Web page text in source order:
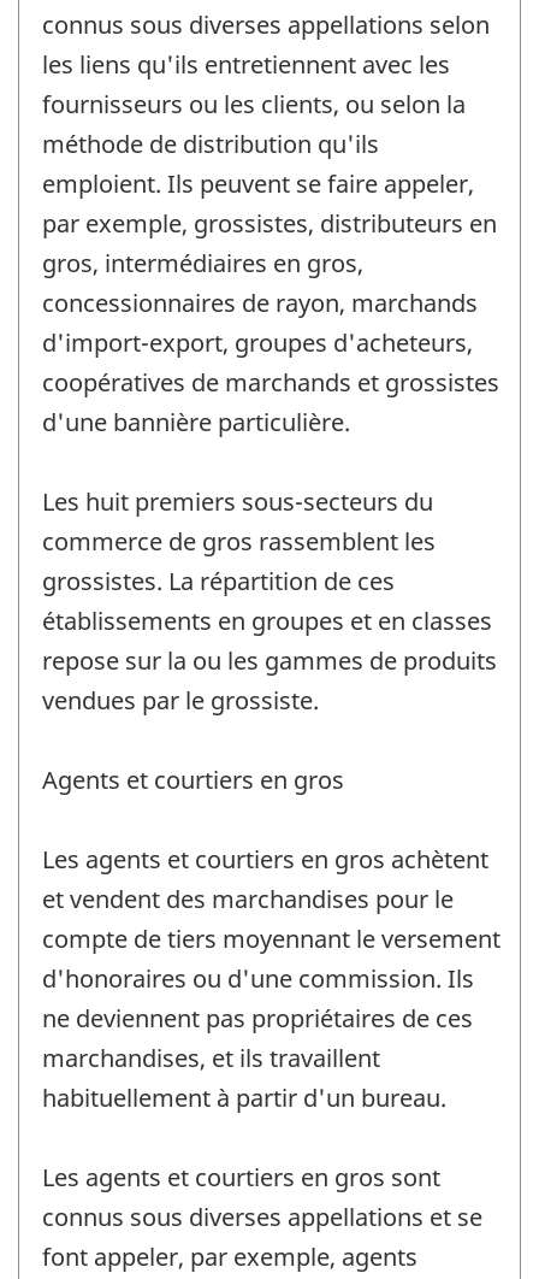
connus sous diverses appellations selon
les liens qu'ils entretiennent avec les
fournisseurs ou les clients, ou selon la
méthode de distribution qu'ils
emploient. Ils peuvent se faire appeler,
par exemple, grossistes, distributeurs en
gros, intermédiaires en gros,
concessionnaires de rayon, marchands
d'import-export, groupes d'acheteurs,
coopératives de marchands et grossistes
d'une bannière particulière.
Les huit premiers sous-secteurs du
commerce de gros rassemblent les
grossistes. La répartition de ces
établissements en groupes et en classes
repose sur la ou les gammes de produits
vendues par le grossiste.
Agents et courtiers en gros
Les agents et courtiers en gros achètent
et vendent des marchandises pour le
compte de tiers moyennant le versement
d'honoraires ou d'une commission. Ils
ne deviennent pas propriétaires de ces
marchandises, et ils travaillent
habituellement à partir d'un bureau.
Les agents et courtiers en gros sont
connus sous diverses appellations et se
font appeler, par exemple, agents